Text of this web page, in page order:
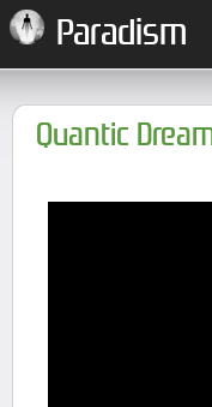
Paradism
Quantic